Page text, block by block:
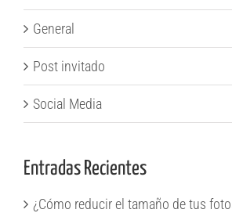
General
Post invitado
Social Media
Entradas Recientes
¿Cómo reducir el tamaño de tus